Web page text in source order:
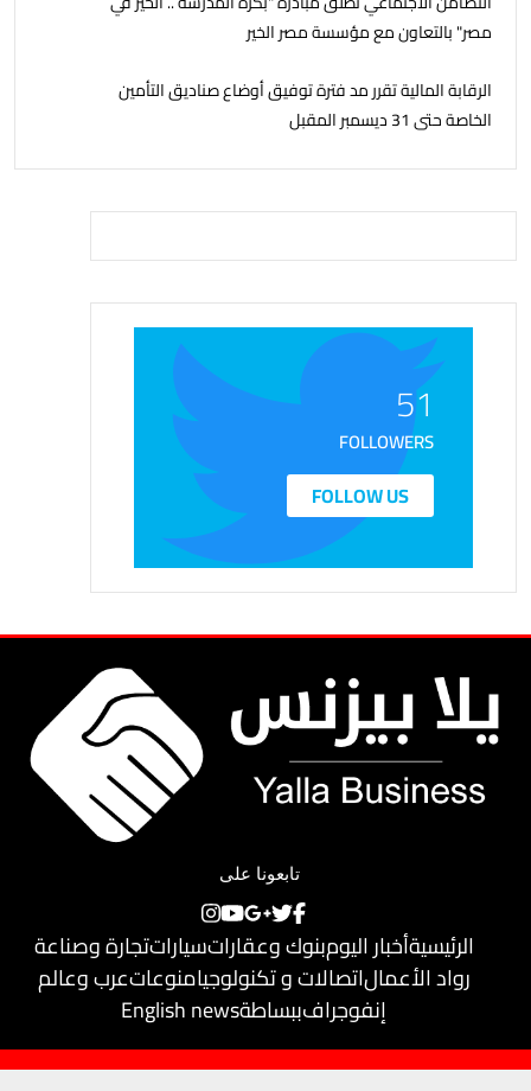
مصر" بالتعاون مع مؤسسة مصر الخير
الرقابة المالية تقرر مد فترة توفيق أوضاع صناديق التأمين
الخاصة حتى 31 ديسمبر المقبل
51
FOLLOWERS
FOLLOW US
تابعونا على
الرئيسيةأخبار اليومبنوك وعقاراتسياراتتجارة وصناعة
رواد الأعمالاتصالات و تكنولوجيامنوعاتعرب وعالم
إنفوجرافببساطةEnglish news
حقوق النشر محفوظة لـيلا بيزنس© 2018